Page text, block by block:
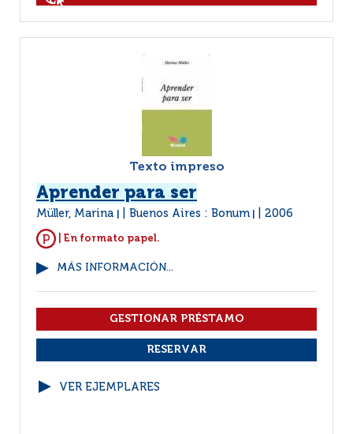
Texto impreso
Aprender para ser
Müller, Marina Buenos Aires : Bonum 2006
| En formato papel.
MÁS INFORMACIÓN...
VER EJEMPLARES